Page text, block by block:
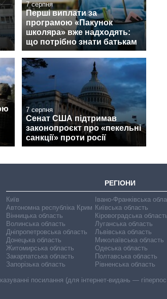
7 серпня
Перші виплати за
програмою «Пакунок
школяра» вже надходять:
що потрібно знати батькам
7 серпня
Сенат США підтримав
законопроєкт про «пекельні
санкції» проти росії
РЕГІОНИ
Київ
Автономна республіка Крим
Вінницька область
Волинська область
Дніпропетровська область
Донецька область
Житомирська область
Закарпатська область
Запорізька область
Івано-Франківська
Київська область
Кіровоградська
Луганська область
Львівська область
Миколаївська область
Одеська область
Полтавська область
Рівненська область
посилання (для інтернет-видань —